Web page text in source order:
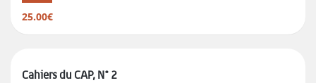
25.00€
Cahiers du CAP, N° 2